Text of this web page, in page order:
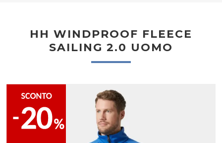
HH WINDPROOF FLEECE
SAILING 2.0 UOMO